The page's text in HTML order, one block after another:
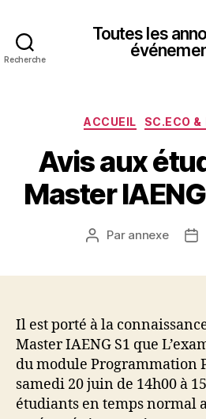
Recherche
Toutes les
ACCUEIL SC.ECO &
Avis aux
Master
Auteur
Par annexe
Il est porté à la
Master IAENG S1 que
du module Programmation
samedi 20 juin de 14h00 à
étudiants en temps normal